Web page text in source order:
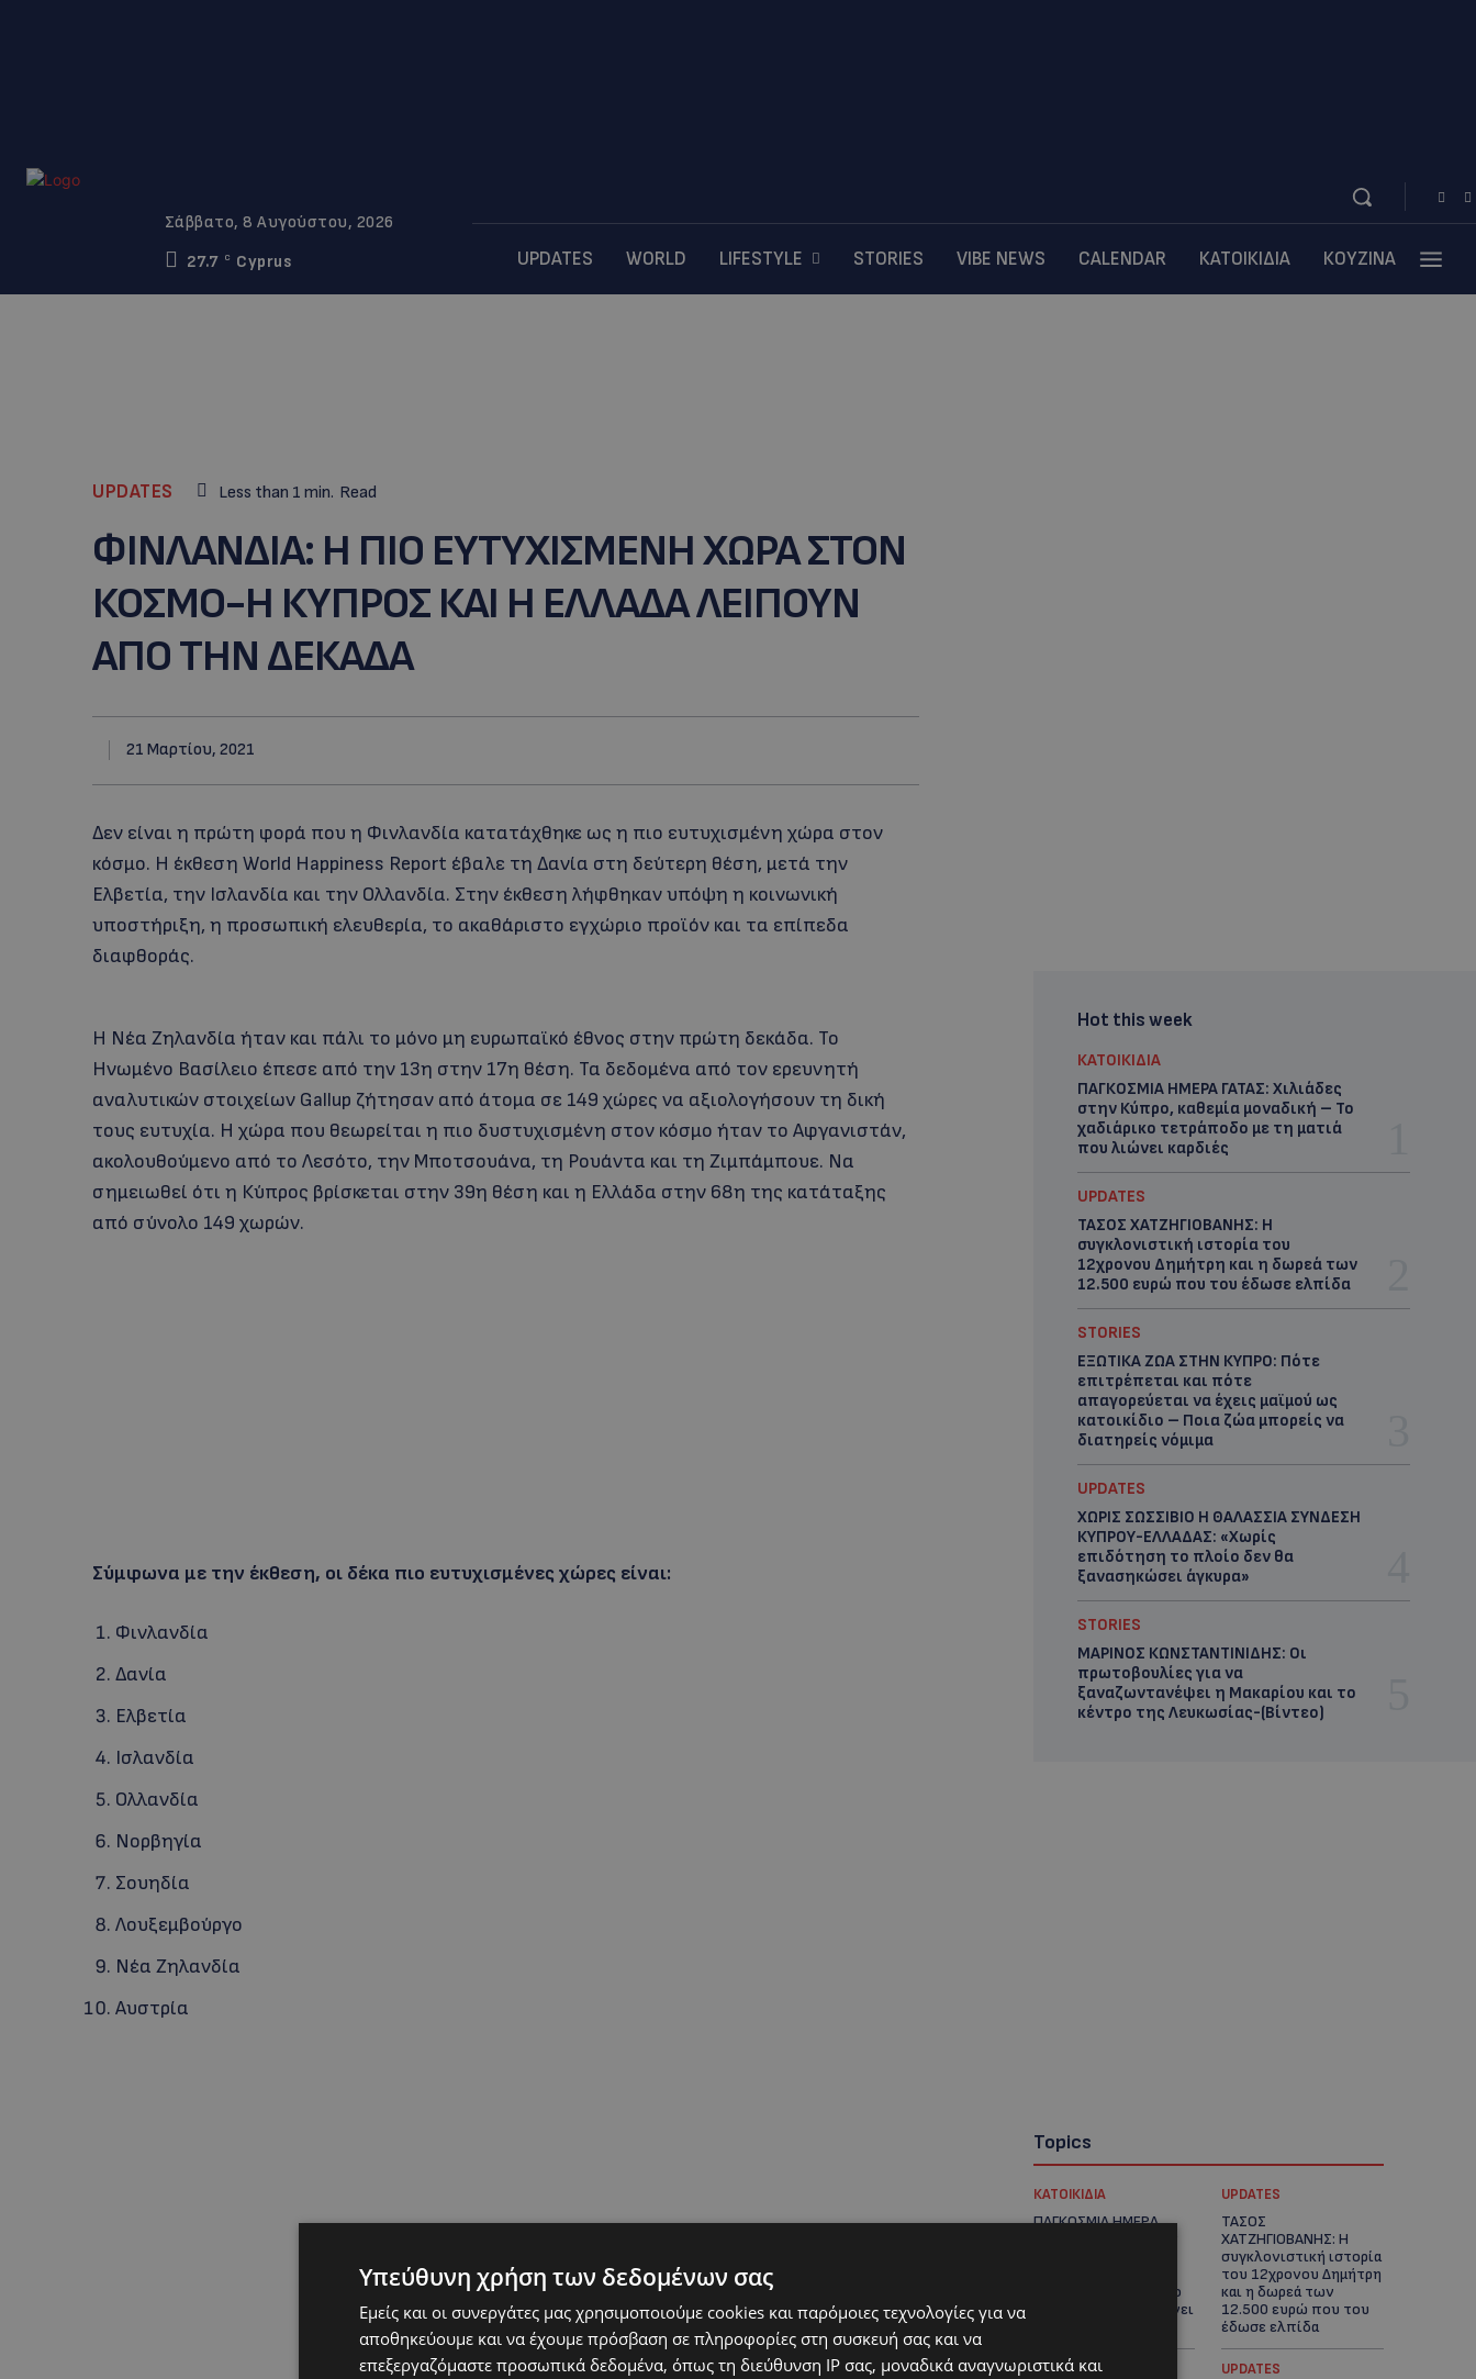
Σάββατο, 8 Αυγούστου, 2026
27.7
C Cyprus UPDATES WORLD LIFESTYLE STORIES VIBE NEWS CALENDAR ΚΑΤΟΙΚΙΔΙΑ ΚΟΥΖΙΝΑ
UPDATES Less than 1 min. Read
ΦΙΝΛΑΝΔΙΑ: H ΠΙΟ ΕΥΤΥΧΙΣΜΕΝΗ ΧΩΡΑ ΣΤΟΝ
ΚΟΣΜΟ-Η ΚΥΠΡΟΣ ΚΑΙ Η ΕΛΛΑΔΑ ΛΕΙΠΟΥΝ
ΑΠΟ ΤΗΝ ΔΕΚΑΔΑ
21 Μαρτίου, 2021
Δεν είναι η πρώτη φορά που η Φινλανδία κατατάχθηκε ως η πιο ευτυχισμένη χώρα στον
κόσμο. Η έκθεση World Happiness Report έβαλε τη Δανία στη δεύτερη θέση, μετά την
Ελβετία, την Ισλανδία και την Ολλανδία. Στην έκθεση λήφθηκαν υπόψη η κοινωνική
υποστήριξη, η προσωπική ελευθερία, το ακαθάριστο εγχώριο προϊόν και τα επίπεδα
διαφθοράς.
Η Νέα Ζηλανδία ήταν και πάλι το μόνο μη ευρωπαϊκό έθνος στην πρώτη δεκάδα. Το
Ηνωμένο Βασίλειο έπεσε από την 13η στην 17η θέση. Τα δεδομένα από τον ερευνητή
αναλυτικών στοιχείων Gallup ζήτησαν από άτομα σε 149 χώρες να αξιολογήσουν τη δική
τους ευτυχία. Η χώρα που θεωρείται η πιο δυστυχισμένη στον κόσμο ήταν το Αφγανιστάν,
ακολουθούμενο από το Λεσότο, την Μποτσουάνα, τη Ρουάντα και τη Ζιμπάμπουε. Να
σημειωθεί ότι η Κύπρος βρίσκεται στην 39η θέση και η Ελλάδα στην 68η της κατάταξης
από σύνολο 149 χωρών.
Σύμφωνα με την έκθεση, οι δέκα πιο ευτυχισμένες χώρες είναι:
Φινλανδία
Δανία
Ελβετία
Ισλανδία
Ολλανδία
Νορβηγία
Σουηδία
Λουξεμβούργο
Νέα Ζηλανδία
Αυστρία
Hot this week
ΚΑΤΟΙΚΙΔΙΑ
ΠΑΓΚΟΣΜΙΑ ΗΜΕΡΑ ΓΑΤΑΣ: Χιλιάδες
στην Κύπρο, καθεμία μοναδική – Το
χαδιάρικο τετράποδο με τη ματιά
που λιώνει καρδιές
UPDATES
ΤΑΣΟΣ ΧΑΤΖΗΓΙΟΒΑΝΗΣ: Η
συγκλονιστική ιστορία του
12χρονου Δημήτρη και η δωρεά των
12.500 ευρώ που του έδωσε ελπίδα
STORIES
ΕΞΩΤΙΚΑ ΖΩΑ ΣΤΗΝ ΚΥΠΡΟ: Πότε
επιτρέπεται και πότε
απαγορεύεται να έχεις μαϊμού ως
κατοικίδιο – Ποια ζώα μπορείς να
διατηρείς νόμιμα
UPDATES
ΧΩΡΙΣ ΣΩΣΣΙΒΙΟ Η ΘΑΛΑΣΣΙΑ ΣΥΝΔΕΣΗ
ΚΥΠΡΟΥ-ΕΛΛΑΔΑΣ: «Χωρίς
επιδότηση το πλοίο δεν θα
ξανασηκώσει άγκυρα»
STORIES
ΜΑΡΙΝΟΣ ΚΩΝΣΤΑΝΤΙΝΙΔΗΣ: Οι
πρωτοβουλίες για να
ξαναζωντανέψει η Μακαρίου και το
κέντρο της Λευκωσίας-(Βίντεο)
Topics
ΚΑΤΟΙΚΙΔΙΑ
ΠΑΓΚΟΣΜΙΑ ΗΜΕΡΑ
χαδιάρικο τετράποδο
με τη ματιά που λιώνει
UPDATES
ΤΑΣΟΣ
ΧΑΤΖΗΓΙΟΒΑΝΗΣ: Η
συγκλονιστική ιστορία
του 12χρονου Δημήτρη
και η δωρεά των
12.500 ευρώ που του
έδωσε ελπίδα
STORIES UPDATES
Υπεύθυνη χρήση των δεδομένων σας
Εμείς και οι συνεργάτες μας χρησιμοποιούμε cookies και παρόμοιες τεχνολογίες για να
αποθηκεύουμε και να έχουμε πρόσβαση σε πληροφορίες στη συσκευή σας και να
επεξεργαζόμαστε προσωπικά δεδομένα, όπως τη διεύθυνση IP σας, μοναδικά αναγνωριστικά και